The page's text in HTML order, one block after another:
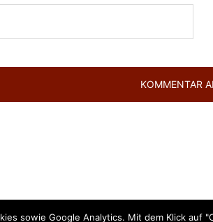
sowie Google Analytics. Mit dem Klick